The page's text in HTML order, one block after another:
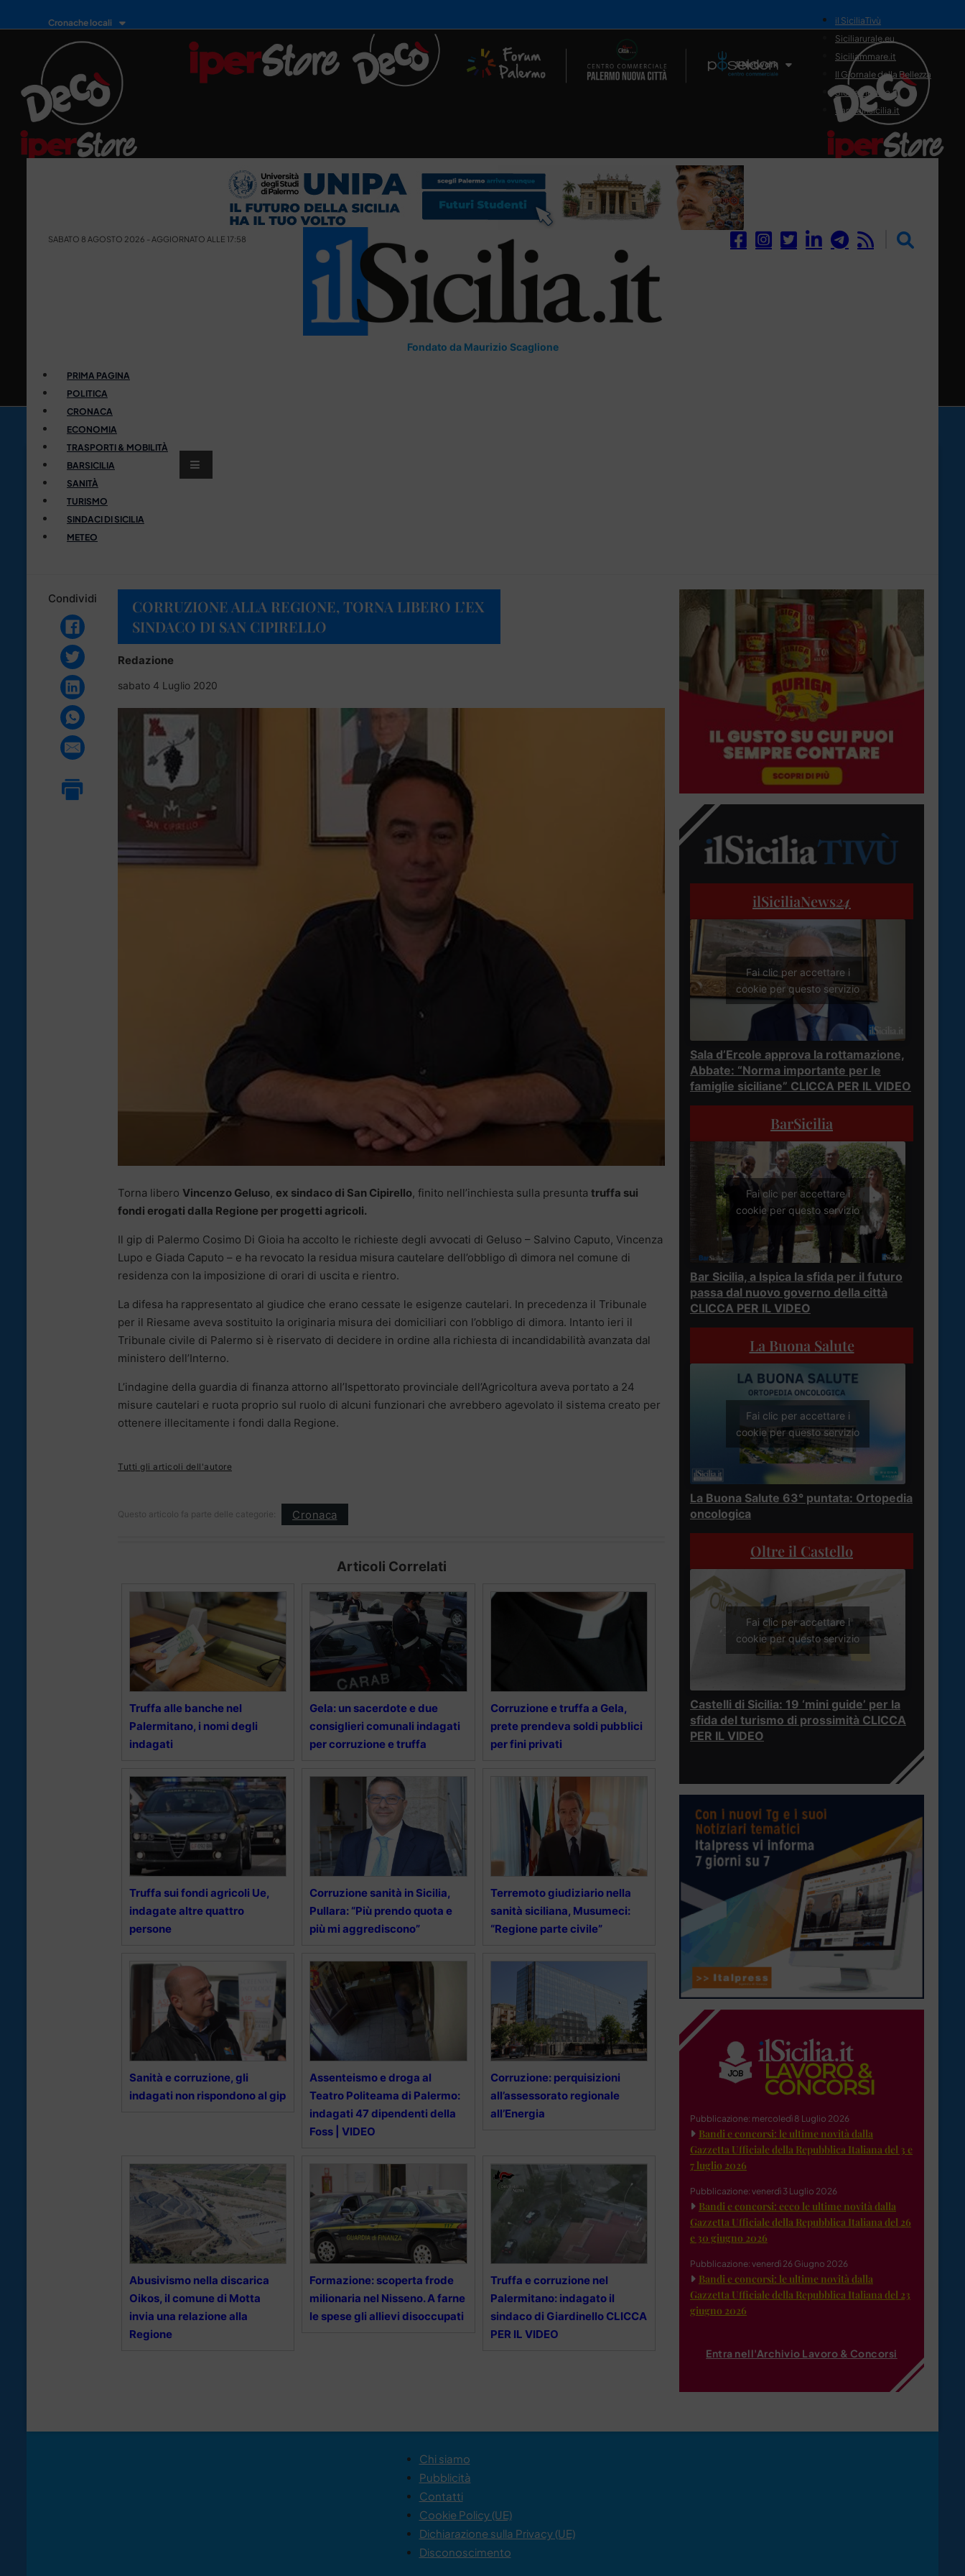
Cronache locali
Il Network
il SiciliaTivù
Siciliarurale.eu
Siciliammare.it
Il Giornale della Bellezza
Siciliamedica.it
Sanitainsicilia.it
SABATO 8 AGOSTO 2026 - AGGIORNATO ALLE 17:58
Fondato da Maurizio Scaglione
PRIMA PAGINA
POLITICA
CRONACA
ECONOMIA
TRASPORTI & MOBILITÀ
BARSICILIA
SANITÀ
TURISMO
SINDACI DI SICILIA
METEO
Condividi
CORRUZIONE ALLA REGIONE, TORNA LIBERO L’EX
SINDACO DI SAN CIPIRELLO
Redazione
sabato 4 Luglio 2020
Torna libero Vincenzo Geluso, ex sindaco di San Cipirello, finito nell’inchiesta sulla presunta truffa sui
fondi erogati dalla Regione per progetti agricoli.
Il gip di Palermo Cosimo Di Gioia ha accolto le richieste degli avvocati di Geluso – Salvino Caputo, Vincenza
Lupo e Giada Caputo – e ha revocato la residua misura cautelare dell’obbligo dì dimora nel comune di
residenza con la imposizione di orari di uscita e rientro.
La difesa ha rappresentato al giudice che erano cessate le esigenze cautelari. In precedenza il Tribunale
per il Riesame aveva sostituito la originaria misura dei domiciliari con l’obbligo di dimora. Intanto ieri il
Tribunale civile di Palermo si è riservato di decidere in ordine alla richiesta di incandidabilità avanzata dal
ministero dell’Interno.
L’indagine della guardia di finanza attorno all’Ispettorato provinciale dell’Agricoltura aveva portato a 24
misure cautelari e ruota proprio sul ruolo di alcuni funzionari che avrebbero agevolato il sistema creato per
ottenere illecitamente i fondi dalla Regione.
Tutti gli articoli dell'autore
Questo articolo fa parte delle categorie: Cronaca
Articoli Correlati
Truffa alle banche nel
Palermitano, i nomi degli
indagati
Gela: un sacerdote e due
consiglieri comunali indagati
per corruzione e truffa
Corruzione e truffa a Gela,
prete prendeva soldi pubblici
per fini privati
Truffa sui fondi agricoli Ue,
indagate altre quattro
persone
Corruzione sanità in Sicilia,
Pullara: “Più prendo quota e
più mi aggrediscono”
Terremoto giudiziario nella
sanità siciliana, Musumeci:
“Regione parte civile”
Sanità e corruzione, gli
indagati non rispondono al gip
Assenteismo e droga al
Teatro Politeama di Palermo:
indagati 47 dipendenti della
Foss | VIDEO
Corruzione: perquisizioni
all’assessorato regionale
all’Energia
Abusivismo nella discarica
Oikos, il comune di Motta
invia una relazione alla
Regione
Formazione: scoperta frode
milionaria nel Nisseno. A farne
le spese gli allievi disoccupati
Truffa e corruzione nel
Palermitano: indagato il
sindaco di Giardinello CLICCA
PER IL VIDEO
ilSiciliaNews24
Fai clic per accettare i
cookie per questo servizio
Sala d’Ercole approva la rottamazione,
Abbate: “Norma importante per le
famiglie siciliane” CLICCA PER IL VIDEO
BarSicilia
Fai clic per accettare i
cookie per questo servizio
Bar Sicilia, a Ispica la sfida per il futuro
passa dal nuovo governo della città
CLICCA PER IL VIDEO
La Buona Salute
Fai clic per accettare i
cookie per questo servizio
La Buona Salute 63° puntata: Ortopedia
oncologica
Oltre il Castello
Fai clic per accettare i
cookie per questo servizio
Castelli di Sicilia: 19 ‘mini guide’ per la
sfida del turismo di prossimità CLICCA
PER IL VIDEO
Pubblicazione: mercoledì 8 Luglio 2026
Bandi e concorsi: le ultime novità dalla
Gazzetta Ufficiale della Repubblica Italiana del 3 e
7 luglio 2026
Pubblicazione: venerdì 3 Luglio 2026
Bandi e concorsi: ecco le ultime novità dalla
Gazzetta Ufficiale della Repubblica Italiana del 26
e 30 giugno 2026
Pubblicazione: venerdì 26 Giugno 2026
Bandi e concorsi: le ultime novità dalla
Gazzetta Ufficiale della Repubblica Italiana del 23
giugno 2026
Entra nell'Archivio Lavoro & Concorsi
Chi siamo
Pubblicità
Contatti
Cookie Policy (UE)
Dichiarazione sulla Privacy (UE)
Disconoscimento